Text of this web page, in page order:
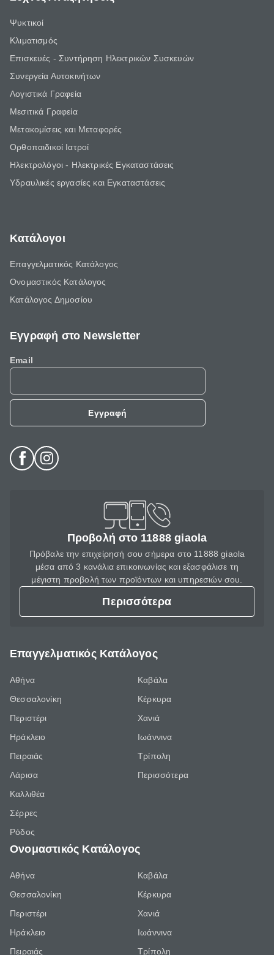
Ψυκτικοί
Κλιματισμός
Επισκευές - Συντήρηση Ηλεκτρικών Συσκευών
Συνεργεία Αυτοκινήτων
Λογιστικά Γραφεία
Μεσιτικά Γραφεία
Μετακομίσεις και Μεταφορές
Ορθοπαιδικοί Ιατροί
Ηλεκτρολόγοι - Ηλεκτρικές Εγκαταστάσεις
Υδραυλικές εργασίες και Εγκαταστάσεις
Κατάλογοι
Επαγγελματικός Κατάλογος
Ονομαστικός Κατάλογος
Κατάλογος Δημοσίου
Εγγραφή στο Newsletter
Email
Εγγραφή
Προβολή στο 11888 giaola
Πρόβαλε την επιχείρησή σου σήμερα στο 11888 giaola
μέσα από 3 κανάλια επικοινωνίας και εξασφάλισε τη
μέγιστη προβολή των προϊόντων και υπηρεσιών σου.
Περισσότερα
Επαγγελματικός Κατάλογος
Αθήνα
Θεσσαλονίκη
Περιστέρι
Ηράκλειο
Πειραιάς
Λάρισα
Καλλιθέα
Σέρρες
Ρόδος
Καβάλα
Κέρκυρα
Χανιά
Ιωάννινα
Τρίπολη
Περισσότερα
Ονομαστικός Κατάλογος
Αθήνα
Θεσσαλονίκη
Περιστέρι
Ηράκλειο
Πειραιάς
Καβάλα
Κέρκυρα
Χανιά
Ιωάννινα
Τρίπολη